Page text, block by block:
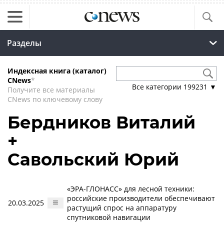
Разделы
Индексная книга (каталог)
CNews*
Получите все материалы
CNews по ключевому слову
Все категории 199231 ▼
Бердников Виталий
+
Савольский Юрий
20.03.2025
«ЭРА-ГЛОНАСС» для лесной техники:
российские производители обеспечивают
растущий спрос на аппаратуру
спутниковой навигации